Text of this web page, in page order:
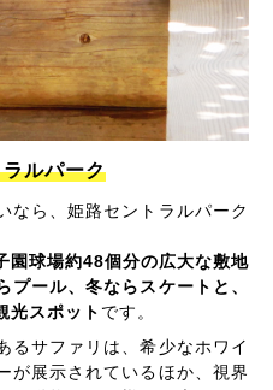
ルパーク
なら、姫路セントラルパーク
園球場約48個分の広大な敷地
ール、冬ならスケートと、
光スポット です。
るサファリは、希少なホワイ
が展示されているほか、視界